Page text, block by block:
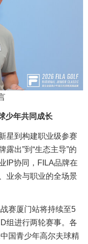
少年共同成长
星到构建职业级参赛
露出”到“生态主导”的
IP协同，FILA品牌在
业余与职业的全场景
赛厦门站将持续至5
组进行两轮赛事。各
国青少年高尔夫球精